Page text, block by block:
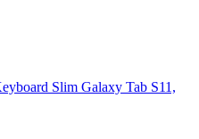
Slim Galaxy Tab S11,